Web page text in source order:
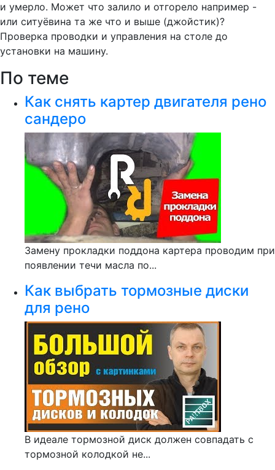
и умерло. Может что залило и отгорело например -
или ситуёвина та же что и выше (джойстик)?
Проверка проводки и управления на столе до
установки на машину.
По теме
Как снять картер двигателя рено
сандеро
Замену прокладки поддона картера проводим при
появлении течи масла по...
Как выбрать тормозные диски
для рено
В идеале тормозной диск должен совпадать с
тормозной колодкой не...